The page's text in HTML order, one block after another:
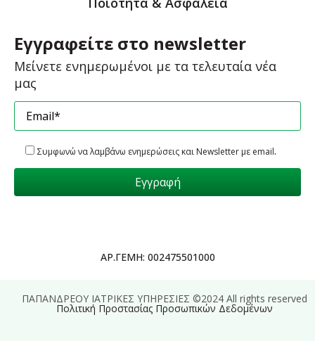
Εγγραφείτε στο newsletter
Μείνετε ενημερωμένοι με τα τελευταία νέα
μας
Συμφωνώ να λαμβάνω ενημερώσεις και Newsletter με email.
ΑΡ.ΓΕΜΗ: 002475501000
ΠΑΠΑΝΔΡΕΟΥ ΙΑΤΡΙΚΕΣ ΥΠΗΡΕΣΙΕΣ ©2024 All rights reserved
Πολιτική Προστασίας Προσωπικών Δεδομένων